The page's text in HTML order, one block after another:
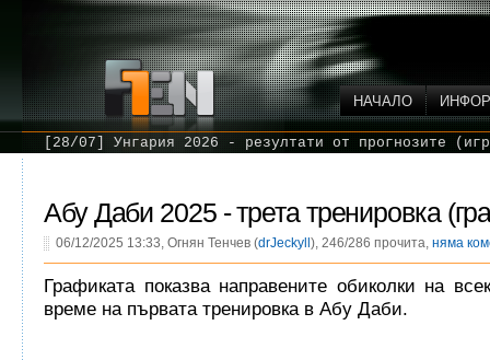
НАЧАЛО
[28/07] Унгария 2026 - резултати от прогнозите
Абу Даби 2025 - трета тренировка
06/12/2025 13:33, Огнян Тенчев (drJeckyll ), 246/286 прочита, няма
Графиката показва направените обиколки на
време на първата тренировка в Абу Даби.